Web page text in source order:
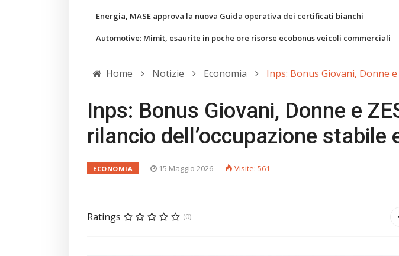
Energia, MASE approva la nuova Guida operativa dei certificati bianchi
Automotive: Mimit, esaurite in poche ore risorse ecobonus veicoli commerciali
Home Notizie Economia Inps: Bonus Giovani, Donne
Inps: Bonus Giovani, Donne e
rilancio dell’occupazione stabile
ECONOMIA 15 Maggio 2026 Visite: 561
Ratings (0)